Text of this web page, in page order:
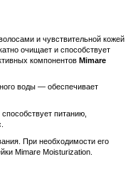
и чувствительной кожей
очищает и способствует
компонентов Mimare
воды — обеспечивает
питанию,
При необходимости его
Mimare Moisturization.